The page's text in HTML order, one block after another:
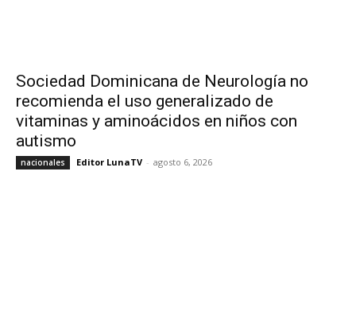
Sociedad Dominicana de Neurología no
recomienda el uso generalizado de
vitaminas y aminoácidos en niños con
autismo
nacionales Editor LunaTV - agosto 6, 2026